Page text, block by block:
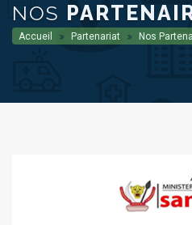
NOS
Accueil Partenariat Nos